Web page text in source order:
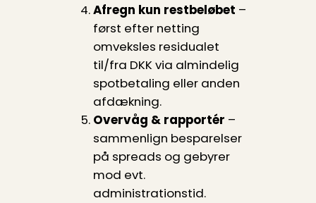
Afregn kun restbeløbet –
først efter netting
omveksles residualet
til/fra DKK via almindelig
spotbetaling eller anden
afdækning.
Overvåg & rapportér –
sammenlign besparelser
på spreads og gebyrer
mod evt.
administrationstid.